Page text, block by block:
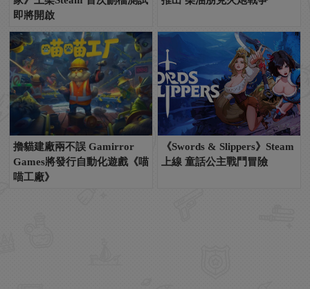
即將開啟
擼貓建廠兩不誤 Gamirror
Games將發行自動化遊戲《喵
喵工廠》
《Swords & Slippers》Steam
上線 童話公主戰鬥冒險